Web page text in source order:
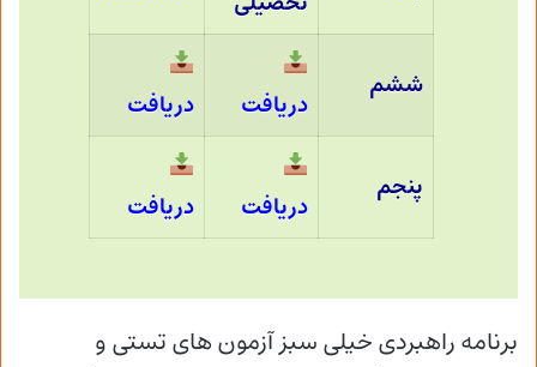
ششم
دریافت دریافت
پنجم
دریافت دریافت
برنامه راهبردی خیلی سبز آزمون های تستی و